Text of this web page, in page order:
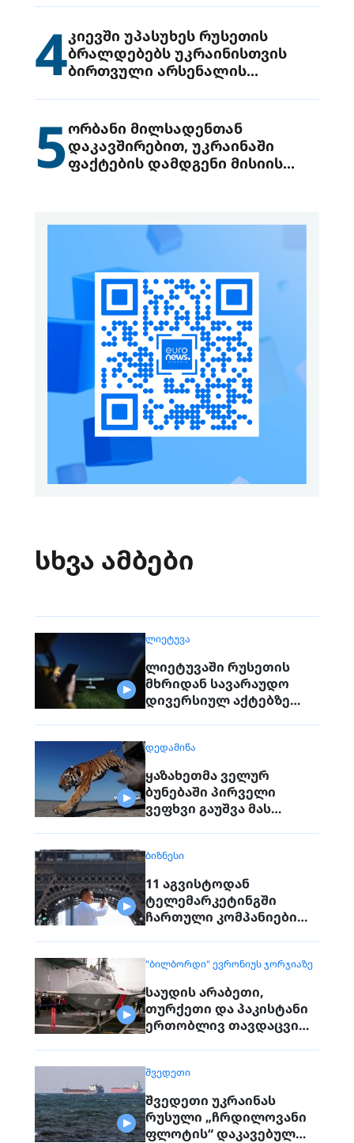
4კიევში უპასუხეს რუსეთის
ბრალდებებს უკრაინისთვის
ბირთვული არსენალის
5ორბანი მილსადენთან
დაკავშირებით, უკრაინაში
ფაქტების დამდგენი მისიის
სხვა ამბები
ᲚᲘᲔᲢᲣᲕᲐ
ლიეტუვაში რუსეთის
მხრიდან სავარაუდო
დივერსიულ აქტებზე
ᲓᲔᲓᲐᲛᲘᲬᲐ
ყაზახეთმა ველურ
ბუნებაში პირველი
ვეფხვი გაუშვა მას
გაქრა თურანული ვეფხვი
ᲑᲘᲖᲜᲔᲡᲘ
11 აგვისტოდან
ტელემარკეტინგში
ჩართული კომპანიები
მოქალაქეებს
"ᲑᲘᲚᲑᲝᲠᲓᲘ" ᲔᲕᲠᲝᲜᲘᲣᲡ ᲯᲝᲠᲯᲘᲐᲖᲔ
საუდის არაბეთი,
თურქეთი და პაკისტანი
ერთობლივ თავდაცვით
ᲨᲕᲔᲓᲔᲗᲘ
შვედეთი უკრაინას
რუსული „ჩრდილოვანი
ფლოტის“ დაკავებულ